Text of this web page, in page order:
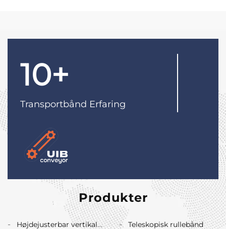
10+
Transportbånd Erfaring
Produkter
Højdejusterbar vertikal Teleskopisk rullebånd